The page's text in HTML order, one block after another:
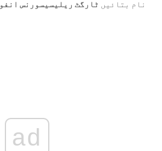
نام بتائیں ٹارگٹ ریلیسیسورنس انفو
ad